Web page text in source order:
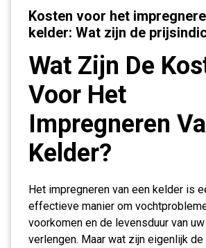
Kosten voor het
kelder: Wat zijn de
Wat Zijn De
Voor Het
Impregneren
Kelder?
Het impregneren van een kelder is
effectieve manier om
voorkomen en de levensduur van
verlengen. Maar wat zijn eigenlijk